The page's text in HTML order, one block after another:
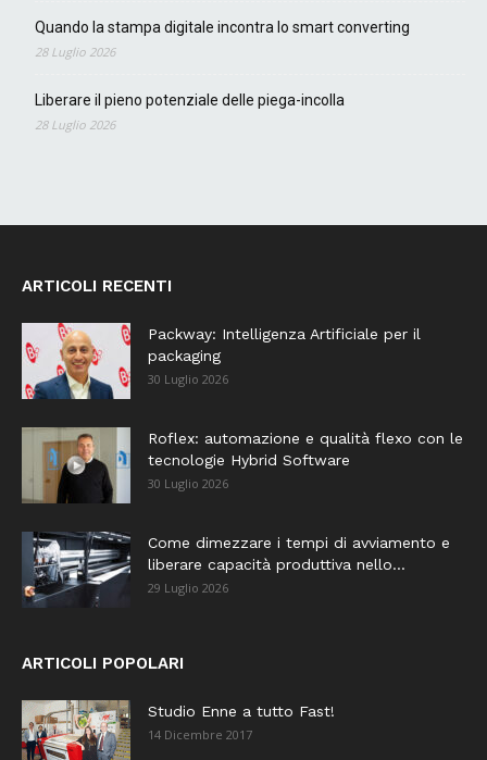
Quando la stampa digitale incontra lo smart converting
28 Luglio 2026
Liberare il pieno potenziale delle piega-incolla
28 Luglio 2026
ARTICOLI RECENTI
Packway: Intelligenza Artificiale per il
packaging
30 Luglio 2026
Roflex: automazione e qualità flexo con le
tecnologie Hybrid Software
30 Luglio 2026
Come dimezzare i tempi di avviamento e
liberare capacità produttiva nello...
29 Luglio 2026
ARTICOLI POPOLARI
Studio Enne a tutto Fast!
14 Dicembre 2017